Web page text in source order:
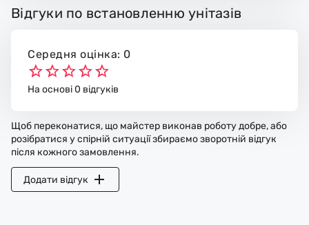
Відгуки по встановленню унітазів
Середня оцінка: 0
На основі 0 відгуків
Щоб переконатися, що майстер виконав роботу добре, або
розібратися у спірній ситуації збираємо зворотній відгук
після кожного замовлення.
Додати відгук